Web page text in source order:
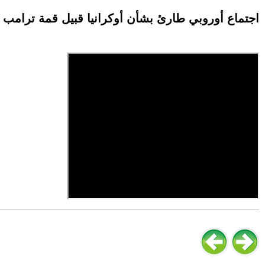
اجتماع أوروبي طارئ بشأن أوكرانيا قبيل قمة ترامب